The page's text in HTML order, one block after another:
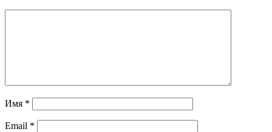
Имя *
Email *